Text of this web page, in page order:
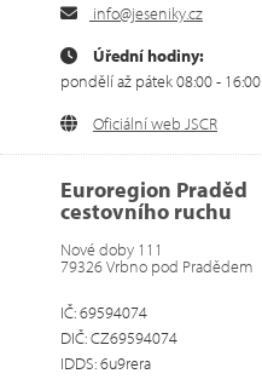
info@jeseniky.cz
Úřední hodiny:
pondělí až pátek 08:00 - 16:00
Oficiální web JSCR
Euroregion Praděd
cestovního ruchu
Nové doby 111
79326 Vrbno pod Pradědem
IČ: 69594074
DIČ: CZ69594074
IDDS: 6u9rera